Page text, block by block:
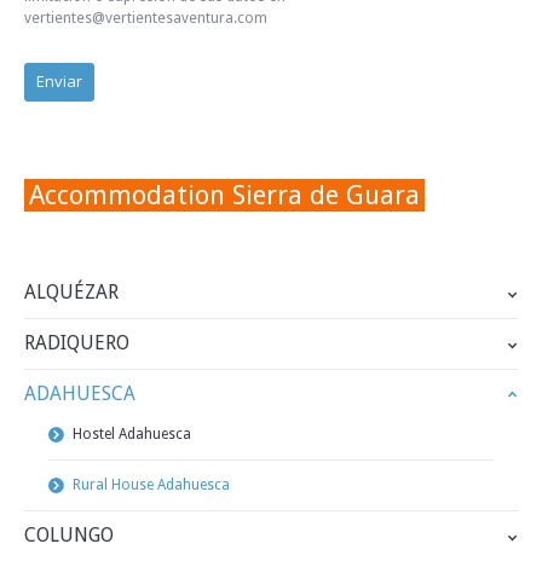
vertientes@vertientesaventura.com
Accommodation Sierra de Guara
ALQUÉZAR
RADIQUERO
ADAHUESCA
Hostel Adahuesca
Rural House Adahuesca
COLUNGO